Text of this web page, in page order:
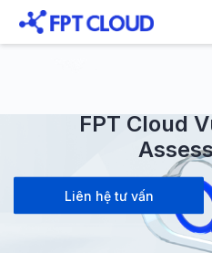
FPT Cloud
Liên hệ tư vấn